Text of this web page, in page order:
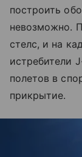
построить
невозможно.
стелс, и на
истребители
полетов в
прикрытие.